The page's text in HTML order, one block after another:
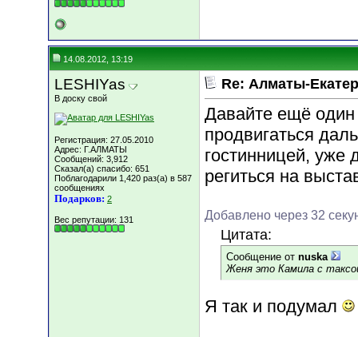
14.08.2012, 13:19
LESHIYas
В доску свой
Регистрация: 27.05.2010
Адрес: Г.АЛМАТЫ
Сообщений: 3,912
Сказал(а) спасибо: 651
Поблагодарили 1,420 раз(а) в 587
сообщениях
Подарков: 2
Вес репутации: 131
Re: Алматы-
Давайте ещё
продвигаться
гостинницей, уже
региться на
Добавлено через 32
Цитата:
Сообщение от nuska
Женя это Камила с
Я так и подумал